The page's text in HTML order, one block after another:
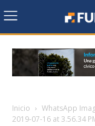
Inicio WhatsApp
2019-07-16 at 3.56.34